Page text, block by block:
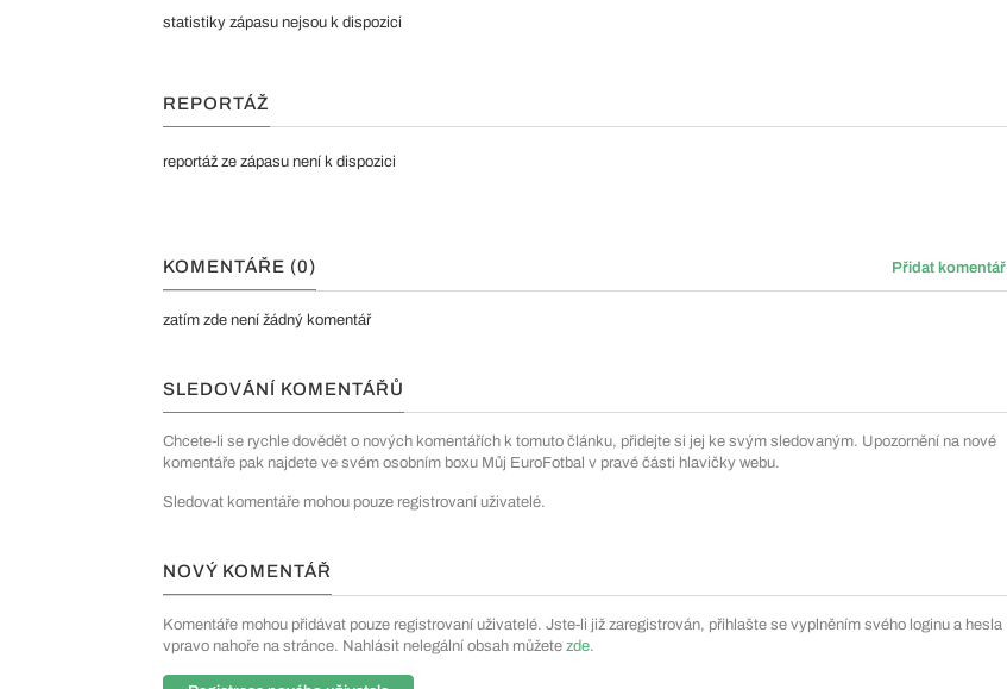
statistiky zápasu nejsou k dispozici
REPORTÁŽ
reportáž ze zápasu není k dispozici
KOMENTÁŘE (0) Přidat komentář
zatím zde není žádný komentář
SLEDOVÁNÍ KOMENTÁŘŮ
Chcete-li se rychle dovědět o nových komentářích k tomuto článku, přidejte si jej ke svým sledovaným. Upozornění na nové
komentáře pak najdete ve svém osobním boxu Můj EuroFotbal v pravé části hlavičky webu.
Sledovat komentáře mohou pouze registrovaní uživatelé.
NOVÝ KOMENTÁŘ
Komentáře mohou přidávat pouze registrovaní uživatelé. Jste-li již zaregistrován, přihlašte se vyplněním svého loginu a hesla
vpravo nahoře na stránce. Nahlásit nelegální obsah můžete zde.